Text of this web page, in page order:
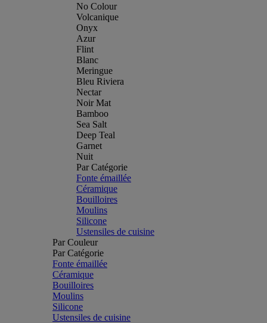
No Colour
Volcanique
Onyx
Azur
Flint
Blanc
Meringue
Bleu Riviera
Nectar
Noir Mat
Bamboo
Sea Salt
Deep Teal
Garnet
Nuit
Par Catégorie
Fonte émaillée
Céramique
Bouilloires
Moulins
Silicone
Ustensiles de cuisine
Par Couleur
Par Catégorie
Fonte émaillée
Céramique
Bouilloires
Moulins
Silicone
Ustensiles de cuisine